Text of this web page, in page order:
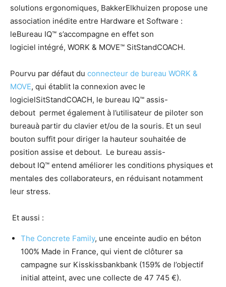
solutions ergonomiques, BakkerElkhuizen propose une
association inédite entre Hardware et Software :
leBureau IQ™ s’accompagne en effet son
logiciel intégré, WORK & MOVE™ SitStandCOACH.
Pourvu par défaut du connecteur de bureau WORK &
MOVE, qui établit la connexion avec le
logicielSitStandCOACH, le bureau IQ™ assis-
debout permet également à l’utilisateur de piloter son
bureauà partir du clavier et/ou de la souris. Et un seul
bouton suffit pour diriger la hauteur souhaitée de
position assise et debout. Le bureau assis-
debout IQ™ entend améliorer les conditions physiques et
mentales des collaborateurs, en réduisant notamment
leur stress.
Et aussi :
The Concrete Family, une enceinte audio en béton
100% Made in France, qui vient de clôturer sa
campagne sur Kisskissbankbank (159% de l’objectif
initial atteint, avec une collecte de 47 745 €).